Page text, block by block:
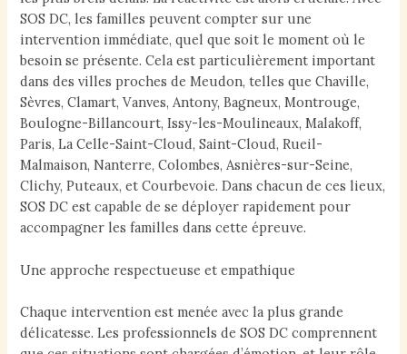
SOS DC, les familles peuvent compter sur une
intervention immédiate, quel que soit le moment où le
besoin se présente. Cela est particulièrement important
dans des villes proches de Meudon, telles que Chaville,
Sèvres, Clamart, Vanves, Antony, Bagneux, Montrouge,
Boulogne-Billancourt, Issy-les-Moulineaux, Malakoff,
Paris, La Celle-Saint-Cloud, Saint-Cloud, Rueil-
Malmaison, Nanterre, Colombes, Asnières-sur-Seine,
Clichy, Puteaux, et Courbevoie. Dans chacun de ces lieux,
SOS DC est capable de se déployer rapidement pour
accompagner les familles dans cette épreuve.
Une approche respectueuse et empathique
Chaque intervention est menée avec la plus grande
délicatesse. Les professionnels de SOS DC comprennent